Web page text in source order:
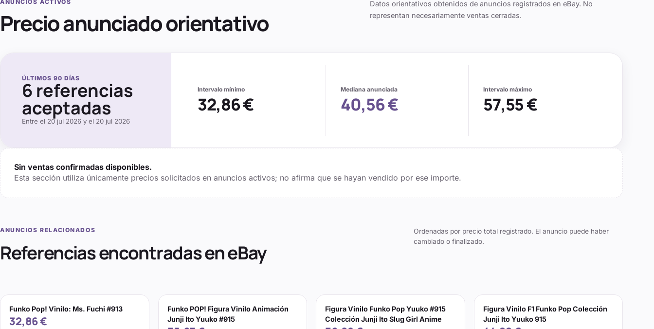
ANUNCIOS ACTIVOS
Precio anunciado orientativo
Datos orientativos obtenidos de anuncios registrados en eBay. No
representan necesariamente ventas cerradas.
ÚLTIMOS 90 DÍAS
6 referencias
aceptadas
Entre el 20 jul 2026 y el 20 jul 2026
Intervalo mínimo
32,86 €
Mediana anunciada
40,56 €
Intervalo máximo
57,55 €
Sin ventas confirmadas disponibles.
Esta sección utiliza únicamente precios solicitados en anuncios activos; no afirma que se hayan vendido por ese importe.
ANUNCIOS RELACIONADOS
Referencias encontradas en eBay
Ordenadas por precio total registrado. El anuncio puede haber
cambiado o finalizado.
Funko Pop! Vinilo: Ms. Fuchi #913
32,86 €
Funko POP! Figura Vinilo Animación
Junji Ito Yuuko #915
Figura Vinilo Funko Pop Yuuko #915
Colección Junji Ito Slug Girl Anime
Figura Vinilo F1 Funko Pop Colección
Junji Ito Yuuko 915